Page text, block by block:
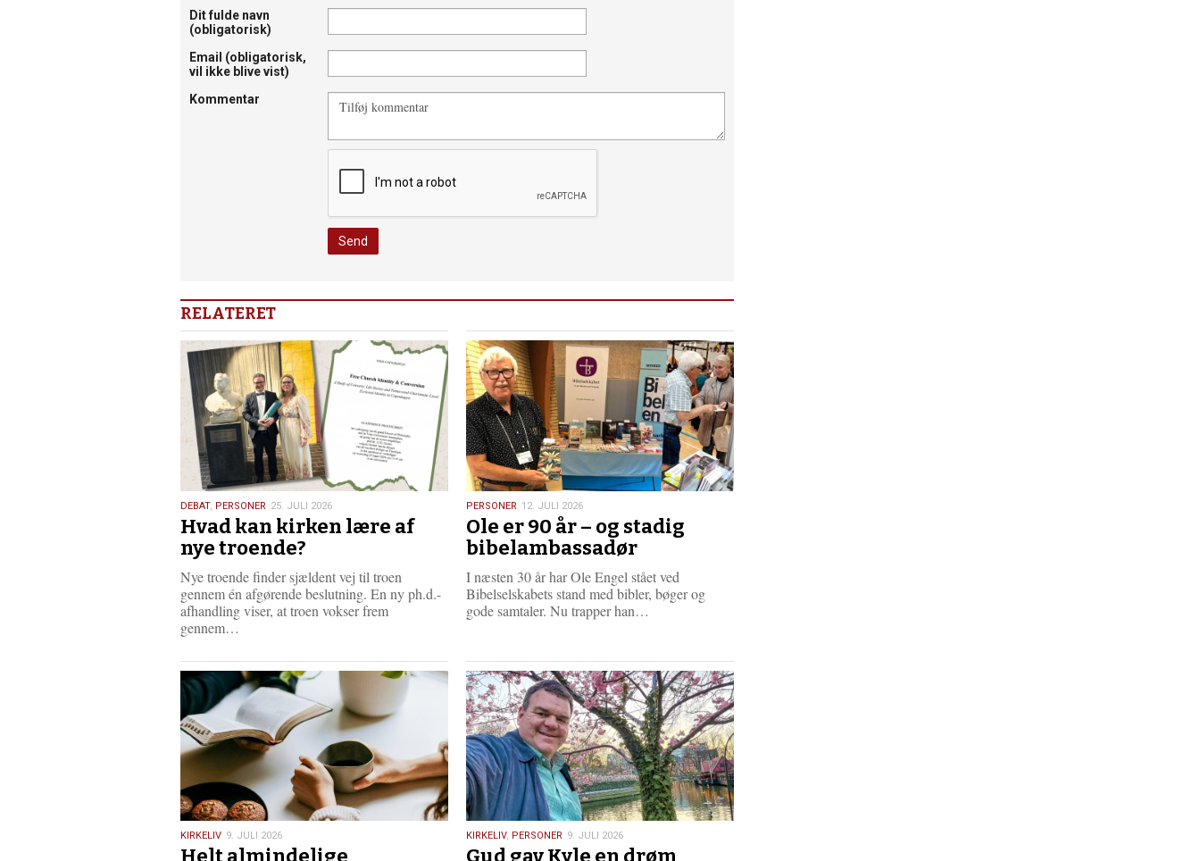
Dit fulde navn
(obligatorisk)
Email (obligatorisk,
vil ikke blive vist)
Kommentar
RELATERET
25.
juli
2026
DEBAT, PERSONER 25. JULI 2026
Hvad kan kirken lære af
nye troende?
Nye troende finder sjældent vej til troen
gennem én afgørende beslutning. En ny ph.d.-
afhandling viser, at troen vokser frem
gennem…
s
m
e
r
e
12.
juli
2026
PERSONER 12. JULI 2026
Ole er 90 år – og stadig
bibelambassadør
I næsten 30 år har Ole Engel stået ved
Bibelselskabets stand med bibler, bøger og
gode samtaler. Nu trapper han…
m
e
r
e
9.
KIRKELIV 9. JULI 2026
9.
KIRKELIV, PERSONER 9. JULI 2026